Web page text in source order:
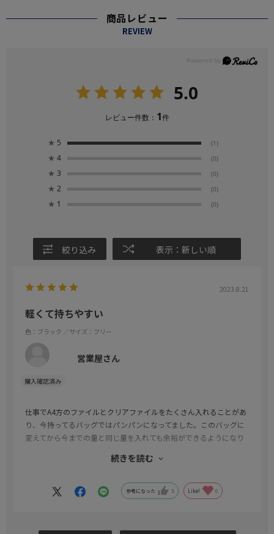
商品レビュー
REVIEW
5.0
レビュー件数： 1件
★ 5 (1)
★ 4 (0)
★ 3 (0)
★ 2 (0)
★ 1 (0)
絞り込み 表示：新しい順
2023.8.21
軽くて持ちやすい
色：ブラック ／サイズ：フリー
営業屋さん
仕事でA4方のファイルとクリアファイルをたくさん入れることがあ
り、今持ってるバッグではパンパンになってました。このバッグに
変えてから今までの量と同じ量を入れても余裕ができるようになり
鞄自体が軽いので持ち運びに便利でビジネスバッグを持ってトート
リクルートのための鞄ですのでビジネス専用として使うなら１つは
続きを読む
参考になった 5 Like! 0